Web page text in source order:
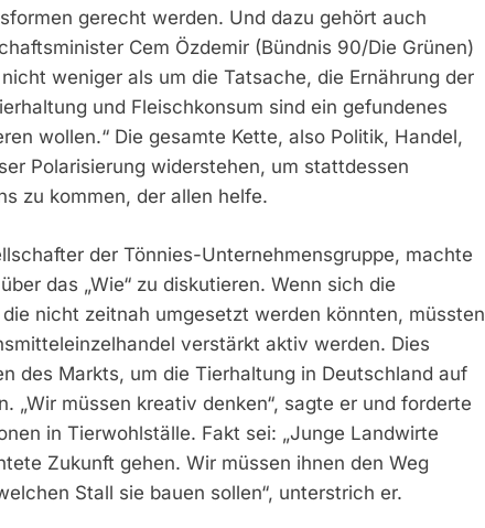
gerecht werden. Und dazu gehört auch
Cem Özdemir (Bündnis 90/Die Grünen)
weniger als um die Tatsache, die Ernährung der
und Fleischkonsum sind ein gefundenes
wollen.“ Die gesamte Kette, also Politik, Handel,
Polarisierung widerstehen, um stattdessen
zu kommen, der allen helfe.
der Tönnies-Unternehmensgruppe, machte
das „Wie“ zu diskutieren. Wenn sich die
nicht zeitnah umgesetzt werden könnten, müssten
verstärkt aktiv werden. Dies
des Markts, um die Tierhaltung in Deutschland auf
„Wir müssen kreativ denken“, sagte er und forderte
in Tierwohlställe. Fakt sei: „Junge Landwirte
Zukunft gehen. Wir müssen ihnen den Weg
Stall sie bauen sollen“, unterstrich er.